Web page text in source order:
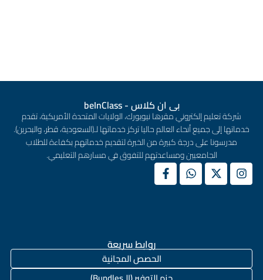
بى ان كلاس - beInClass
شركة تعليم إلكتروني مقرها نيويورك، الولايات المتحدة الأمريكية، تقدم
خدماتها إلى جميع أنحاء العالم حاليا تركز خدماتها لـ(السعودية، قطر، والبحرين).
مدرسونا على درجة كبيرة من الخبرة لتقديم خدماتهم بكفاءة للطلاب
الجامعيين ومساعدتهم للتفوق في مسارهم التعليمي.
روابط سريعة
الحصص المجانية